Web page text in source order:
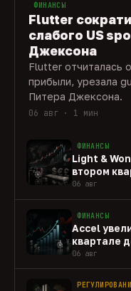
ФИНАНСЫ
Flutter
слабого US
Джексона
Flutter отчиталась
прибыли, урезала
Питера Джексона.
06 авг · 1 мин
ФИНАНСЫ
Light &
втором
06 авг
ФИНАНСЫ
Accel
квартале
06 авг